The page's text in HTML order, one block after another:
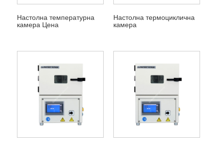
Настолна температурна
камера Цена
Настолна термоциклична
камера